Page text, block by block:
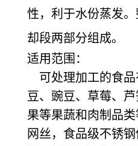
性，利于水份蒸发
却段两部分组成。
适用范围：
可处理加工的食品
豆、豌豆、草莓、
果等果蔬和肉制品
网丝，食品级不锈